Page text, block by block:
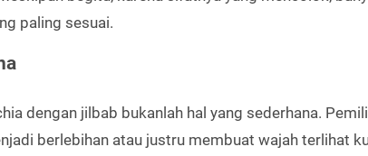
paling sesuai.
dengan jilbab bukanlah hal yang sederhana.
berlebihan atau justru membuat wajah terlihat